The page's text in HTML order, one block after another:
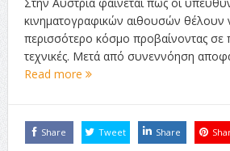
κινηματογραφικών αιθουσών θέλουν
περισσότερο κόσμο προβαίνοντας σε
τεχνικές. Μετά από συνεννόηση
Read more
Share Tweet Share